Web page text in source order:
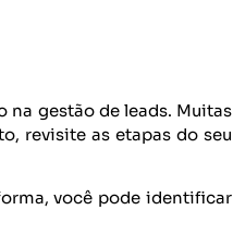
na gestão de leads. Muitas
revisite as etapas do seu
você pode identificar